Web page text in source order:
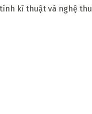
kĩ thuật và nghệ